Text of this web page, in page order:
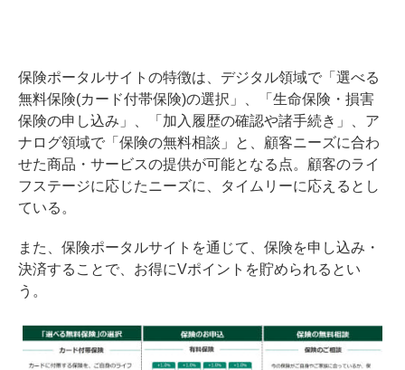
保険ポータルサイトの特徴は、デジタル領域で「選べる
無料保険(カード付帯保険)の選択」、「生命保険・損害
保険の申し込み」、「加入履歴の確認や諸手続き」、ア
ナログ領域で「保険の無料相談」と、顧客ニーズに合わ
せた商品・サービスの提供が可能となる点。顧客のライ
フステージに応じたニーズに、タイムリーに応えるとし
ている。
また、保険ポータルサイトを通じて、保険を申し込み・
決済することで、お得にVポイントを貯められるとい
う。